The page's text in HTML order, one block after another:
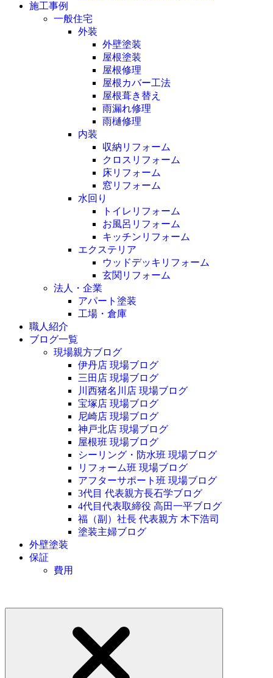
施工事例
一般住宅
外装
外壁塗装
屋根塗装
屋根修理
屋根カバー工法
屋根葺き替え
雨漏れ修理
雨樋修理
内装
収納リフォーム
クロスリフォーム
床リフォーム
窓リフォーム
水回り
トイレリフォーム
お風呂リフォーム
キッチンリフォーム
エクステリア
ウッドデッキリフォーム
玄関リフォーム
法人・企業
アパート塗装
工場・倉庫
職人紹介
ブログ一覧
現場親方ブログ
伊丹店 現場ブログ
三田店 現場ブログ
川西猪名川店 現場ブログ
宝塚店 現場ブログ
尼崎店 現場ブログ
神戸北店 現場ブログ
屋根班 現場ブログ
シーリング・防水班 現場ブログ
リフォーム班 現場ブログ
アフターサポート班 現場ブログ
3代目 代表親方長石学ブログ
4代目代表取締役 高田一平ブログ
福（副）社長 代表親方 木下浩司
塗装主婦ブログ
外壁塗装
保証
費用